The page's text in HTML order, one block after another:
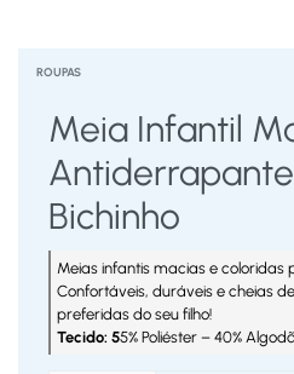
ROUPAS
Meia Infantil
Bichinho
Meias infantis macias e coloridas
Confortáveis, duráveis e cheias
preferidas do seu filho!
Tecido: 55% Poliéster – 40%